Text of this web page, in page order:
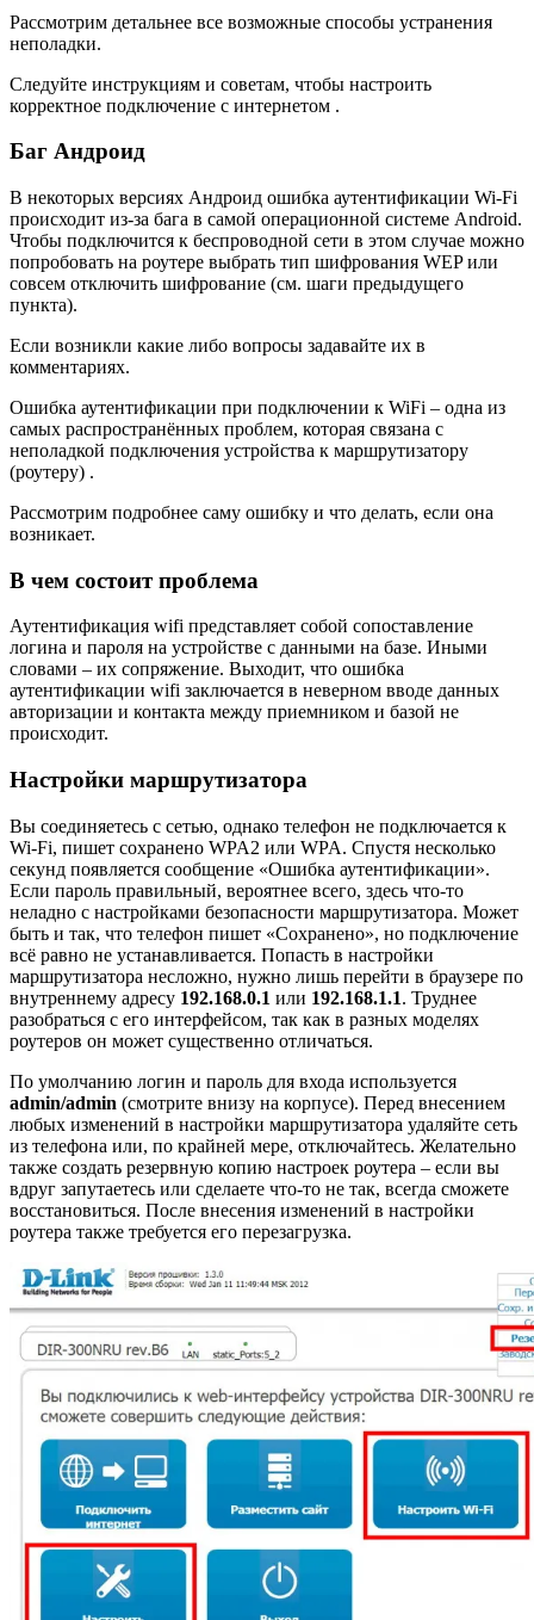
Рассмотрим детальнее все возможные способы устранения
неполадки.
Следуйте инструкциям и советам, чтобы настроить
корректное подключение с интернетом .
Баг Андроид
В некоторых версиях Андроид ошибка аутентификации Wi-Fi
происходит из-за бага в самой операционной системе Android.
Чтобы подключится к беспроводной сети в этом случае можно
попробовать на роутере выбрать тип шифрования WEP или
совсем отключить шифрование (см. шаги предыдущего
пункта).
Если возникли какие либо вопросы задавайте их в
комментариях.
Ошибка аутентификации при подключении к WiFi – одна из
самых распространённых проблем, которая связана с
неполадкой подключения устройства к маршрутизатору
(роутеру) .
Рассмотрим подробнее саму ошибку и что делать, если она
возникает.
В чем состоит проблема
Аутентификация wifi представляет собой сопоставление
логина и пароля на устройстве с данными на базе. Иными
словами – их сопряжение. Выходит, что ошибка
аутентификации wifi заключается в неверном вводе данных
авторизации и контакта между приемником и базой не
происходит.
Настройки маршрутизатора
Вы соединяетесь с сетью, однако телефон не подключается к
Wi-Fi, пишет сохранено WPA2 или WPA. Спустя несколько
секунд появляется сообщение «Ошибка аутентификации».
Если пароль правильный, вероятнее всего, здесь что-то
неладно с настройками безопасности маршрутизатора. Может
быть и так, что телефон пишет «Сохранено», но подключение
всё равно не устанавливается. Попасть в настройки
маршрутизатора несложно, нужно лишь перейти в браузере по
внутреннему адресу 192.168.0.1 или 192.168.1.1. Труднее
разобраться с его интерфейсом, так как в разных моделях
роутеров он может существенно отличаться.
По умолчанию логин и пароль для входа используется
admin/admin (смотрите внизу на корпусе). Перед внесением
любых изменений в настройки маршрутизатора удаляйте сеть
из телефона или, по крайней мере, отключайтесь. Желательно
также создать резервную копию настроек роутера – если вы
вдруг запутаетесь или сделаете что-то не так, всегда сможете
восстановиться. После внесения изменений в настройки
роутера также требуется его перезагрузка.